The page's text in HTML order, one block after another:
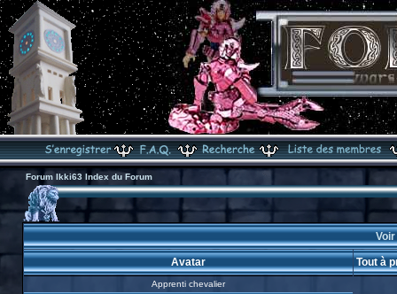
Forum Ikki63 Index du Forum
Avatar Tout à
Apprenti chevalier